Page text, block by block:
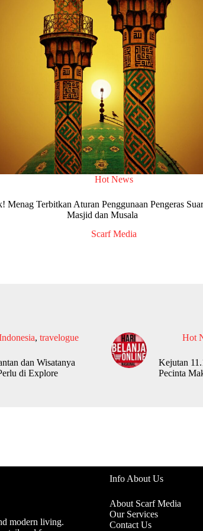
Hot News
Menag Terbitkan Aturan Penggunaan Pengeras
Masjid dan Musala
Scarf Media
, travelogue
dan Wisatanya
di Explore
Hot
Kejutan
Pecinta
modern living.
Info About Us
About Scarf Media
Our Services
Contact Us